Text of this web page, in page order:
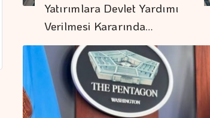
Yatırımlara Devlet Yardımı
Verilmesi Kararında…
Hasadı Başladı
Türkiye, çikolata
İhracatında Kalite Ve
Ham Madde
Avantajıyla öne
Fıat'ta Avantajlı